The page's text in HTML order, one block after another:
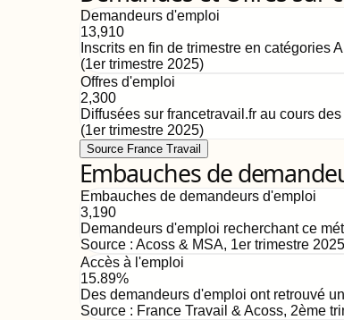
Demandeurs d'emploi
13,910
Inscrits en fin de trimestre en catégories
(1er trimestre 2025)
Offres d'emploi
2,300
Diffusées sur francetravail.fr au cours
(1er trimestre 2025)
Source France Travail
Embauches de
Embauches de demandeurs d'emploi
3,190
Demandeurs d'emploi recherchant ce
Source : Acoss & MSA, 1er trimestre 2025
Accès à l'emploi
15.89%
Des demandeurs d'emploi ont retrouvé
Source : France Travail & Acoss, 2ème